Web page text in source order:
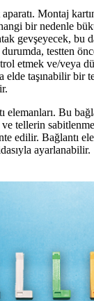
Montaj
bir nedenle
gevşeyecek, bu
testten
etmek ve/veya
elde taşınabilir bir
Bu
tellerin
edilir. Bağlantı
ayarlanabilir.